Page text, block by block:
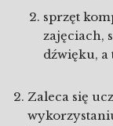
sprzęt
zajęciach,
dźwięku,
Zaleca się